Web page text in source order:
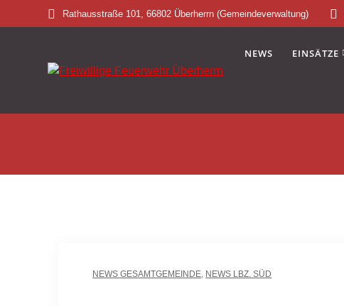
to
Rathausstraße 101, 66802 Überherrn (Gemeindeverwaltung)
NEWS EINSÄTZE
NEWS GESAMTGEMEINDE NEWS LBZ. SÜD